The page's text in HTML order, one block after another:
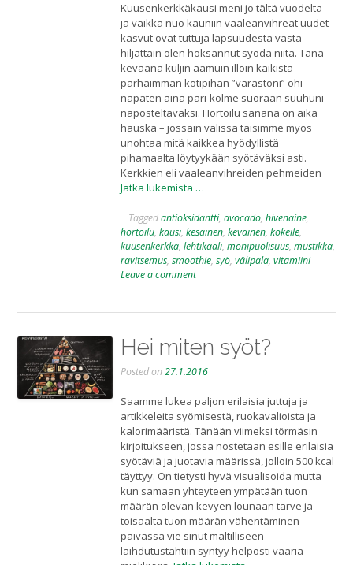
Kuusenkerkkäkausi meni jo tältä vuodelta
ja vaikka nuo kauniin vaaleanvihreät uudet
kasvut ovat tuttuja lapsuudesta vasta
hiljattain olen hoksannut syödä niitä. Tänä
keväänä kuljin aamuin illoin kaikista
parhaimman kotipihan ”varastoni” ohi
napaten aina pari-kolme suoraan suuhuni
naposteltavaksi. Hortoilu sanana on aika
hauska – jossain välissä taisimme myös
unohtaa mitä kaikkea hyödyllistä
pihamaalta löytyykään syötäväksi asti.
Kerkkien eli vaaleanvihreiden pehmeiden
Jatka lukemista …
Taggedantioksidantti,avocado,hivenaine,
hortoilu,kausi,kesäinen,keväinen,kokeile,
kuusenkerkkä,lehtikaali,monipuolisuus,mustikka,
ravitsemus,smoothie,syö,välipala,vitamiini
Leave a comment
Hei miten syöt?
Posted on27.1.2016
Saamme lukea paljon erilaisia juttuja ja
artikkeleita syömisestä, ruokavalioista ja
kalorimääristä. Tänään viimeksi törmäsin
kirjoitukseen, jossa nostetaan esille erilaisia
syötäviä ja juotavia määrissä, jolloin 500 kcal
täyttyy. On tietysti hyvä visualisoida mutta
kun samaan yhteyteen ympätään tuon
määrän olevan kevyen lounaan tarve ja
toisaalta tuon määrän vähentäminen
päivässä vie sinut maltilliseen
laihdutustahtiin syntyy helposti vääriä